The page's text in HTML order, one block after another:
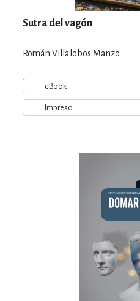
Sutra del vagón
Román Villalobos Manzo
eBook
Impreso